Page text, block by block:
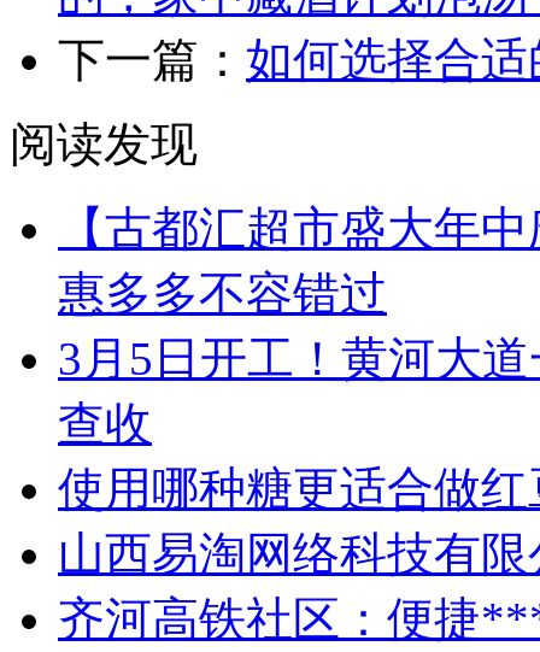
下一篇： 如何选择合
阅读发现
【古都汇超市盛大年
惠多多不容错过
3月5日开工！黄河大
查收
使用哪种糖更适合做红
山西易淘网络科技有
齐河高铁社区：便捷